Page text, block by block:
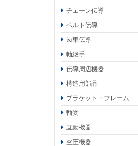
チェーン伝導
ベルト伝導
歯車伝導
軸継手
伝導周辺機器
構造用部品
ブラケット・フレーム
軸受
直動機器
空圧機器